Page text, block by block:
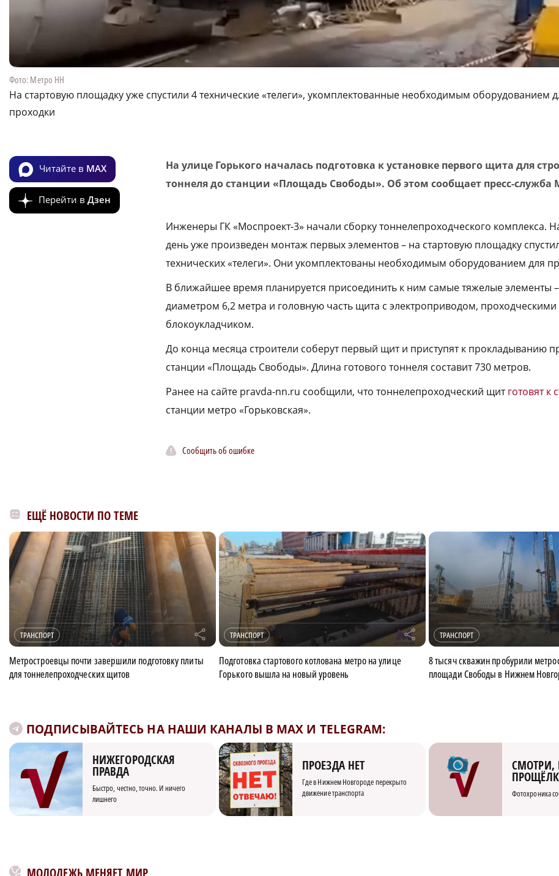
Фото: Метро НН
На стартовую площадку уже спустили 4 технические «телеги», укомплектованные необходимым оборудованием
проходки
Читайте в MAX
Перейти в Дзен
На улице Горького началась подготовка к установке первого щита для
тоннеля до станции «Площадь Свободы». Об этом сообщает пресс-служба
Инженеры ГК «Моспроект‑3» начали сборку тоннелепроходческого комплекса.
день уже произведен монтаж первых элементов – на стартовую площадку
технических «телеги». Они укомплектованы необходимым оборудованием для
В ближайшее время планируется присоединить к ним самые тяжелые элементы
диаметром 6,2 метра и головную часть щита с электроприводом,
блокоукладчиком.
До конца месяца строители соберут первый щит и приступят к прокладыванию
станции «Площадь Свободы». Длина готового тоннеля составит 730 метров.
Ранее на сайте pravda-nn.ru сообщили, что тоннелепроходческий щитготовят к
станции метро «Горьковская».
Сообщить об ошибке
ЕЩЁ НОВОСТИ ПО ТЕМЕ
ТРАНСПОРТ r
Метростроевцы почти завершили подготовку плиты
для тоннелепроходческих щитов
ТРАНСПОРТ r
Подготовка стартового котлована метро на улице
Горького вышла на новый уровень
ТРАНСПОРТ
8 тысяч скважин пробурили
площади Свободы в Нижнем
ПОДПИСЫВАЙТЕСЬ НА НАШИ КАНАЛЫ В MAX И TELEGRAM:
НИЖЕГОРОДСКАЯ
ПРАВДА
Быстро, честно, точно. И ничего
лишнего
ПРОЕЗДА НЕТ
Где в Нижнем Новгороде перекрыто
движение транспорта
СМОТРИ,
Фотохроника
МОЛОДЕЖЬ МЕНЯЕТ МИР